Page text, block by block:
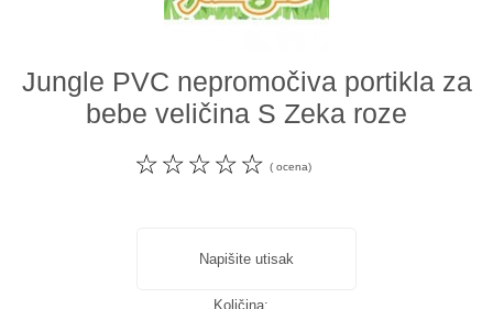
Jungle PVC nepromočiva portikla za
bebe veličina S Zeka roze
☆
☆
☆
☆
☆ ( ocena)
Napišite utisak
Količina: